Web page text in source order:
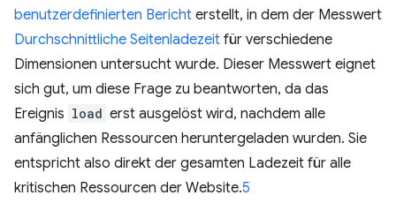
benutzerdefinierten Bericht erstellt, in dem der Messwert
Durchschnittliche Seitenladezeit für verschiedene
Dimensionen untersucht wurde. Dieser Messwert eignet
sich gut, um diese Frage zu beantworten, da das
Ereignis load erst ausgelöst wird, nachdem alle
anfänglichen Ressourcen heruntergeladen wurden. Sie
entspricht also direkt der gesamten Ladezeit für alle
kritischen Ressourcen der Website.5